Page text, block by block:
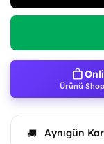
Ürünü
🚚 Aynıgün